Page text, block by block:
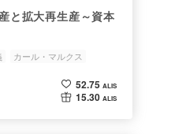
と拡大再生産～資本
カール・マルクス
52.75 ALIS
15.30 ALIS